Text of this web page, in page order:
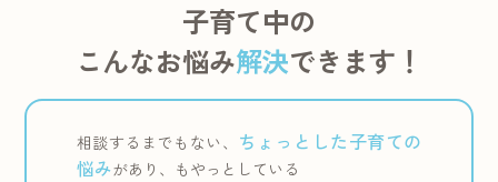
子育て中の
こんなお悩み解決できます！
相談するまでもない、 ちょっとした子育ての
悩みがあり、もやっとしている